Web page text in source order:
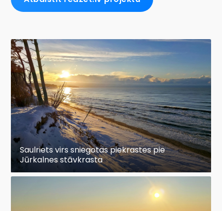
Saulriets virs sniegotas piekrastes pie
Jūrkalnes stāvkrasta